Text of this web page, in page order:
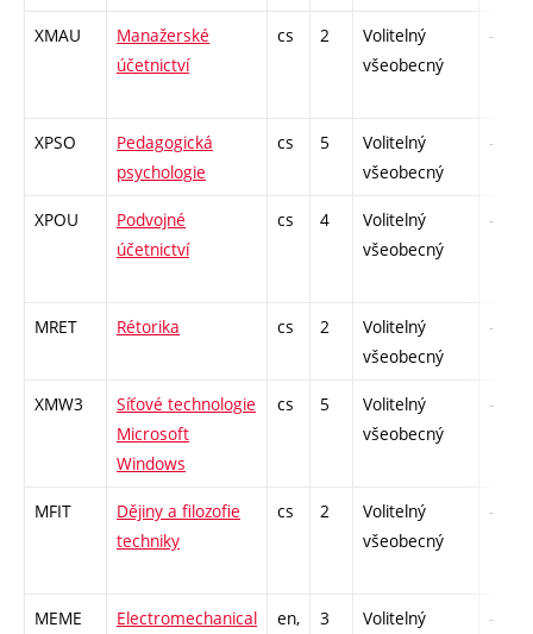
XMAU
Manažerské
účetnictví
cs 2
Volitelný
všeobecný
-
XPSO
Pedagogická
psychologie
cs 5
Volitelný
všeobecný
-
XPOU
Podvojné
účetnictví
cs 4
Volitelný
všeobecný
-
MRET Rétorika cs 2
Volitelný
všeobecný
-
XMW3
Síťové technologie
Microsoft
Windows
cs 5
Volitelný
všeobecný
-
MFIT
Dějiny a filozofie
techniky
cs 2
Volitelný
všeobecný
-
MEME
Electromechanical
en,
3
Volitelný
-